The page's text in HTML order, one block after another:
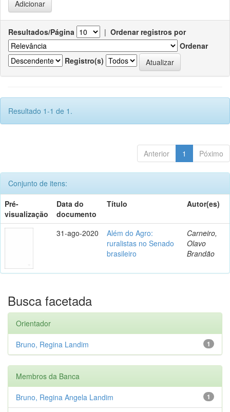
Resultados/Página | Ordenar registros por
Ordenar
Registro(s)
Resultado 1-1 de 1.
Anterior 1 Póximo
Conjunto de itens:
Pré-
visualização
Data do
documento
Título Autor(es)
31-ago-2020
Além do Agro:
ruralistas no Senado
brasileiro
Carneiro,
Olavo
Brandão
Busca facetada
Orientador
1
Bruno, Regina Landim
Membros da Banca
1
Bruno, Regina Angela Landim